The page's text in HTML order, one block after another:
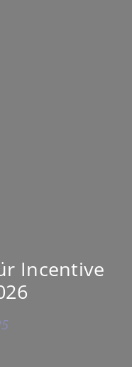
Incentive